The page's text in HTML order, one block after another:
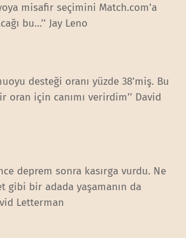
misafir seçimini Match.com’a
bu…’’ Jay Leno
desteği oranı yüzde 38’miş. Bu
oran için canımı verirdim’’ David
deprem sonra kasırga vurdu. Ne
gibi bir adada yaşamanın da
Letterman